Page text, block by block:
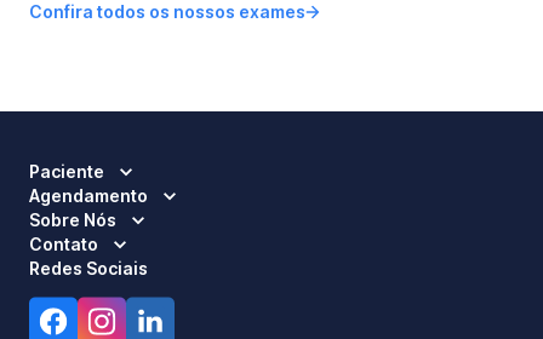
Confira todos os nossos exames
Paciente
Agendamento
Sobre Nós
Contato
Redes Sociais